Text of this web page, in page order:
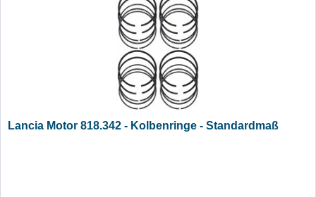
Lancia Motor 818.342 - Kolbenringe - Standardmaß